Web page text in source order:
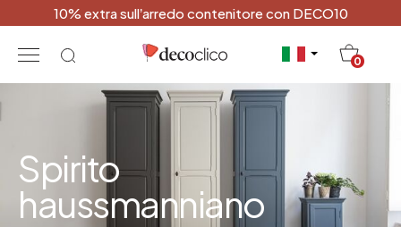
10% extra sull’arredo contenitore con DECO10
0
Spirito
haussmanniano